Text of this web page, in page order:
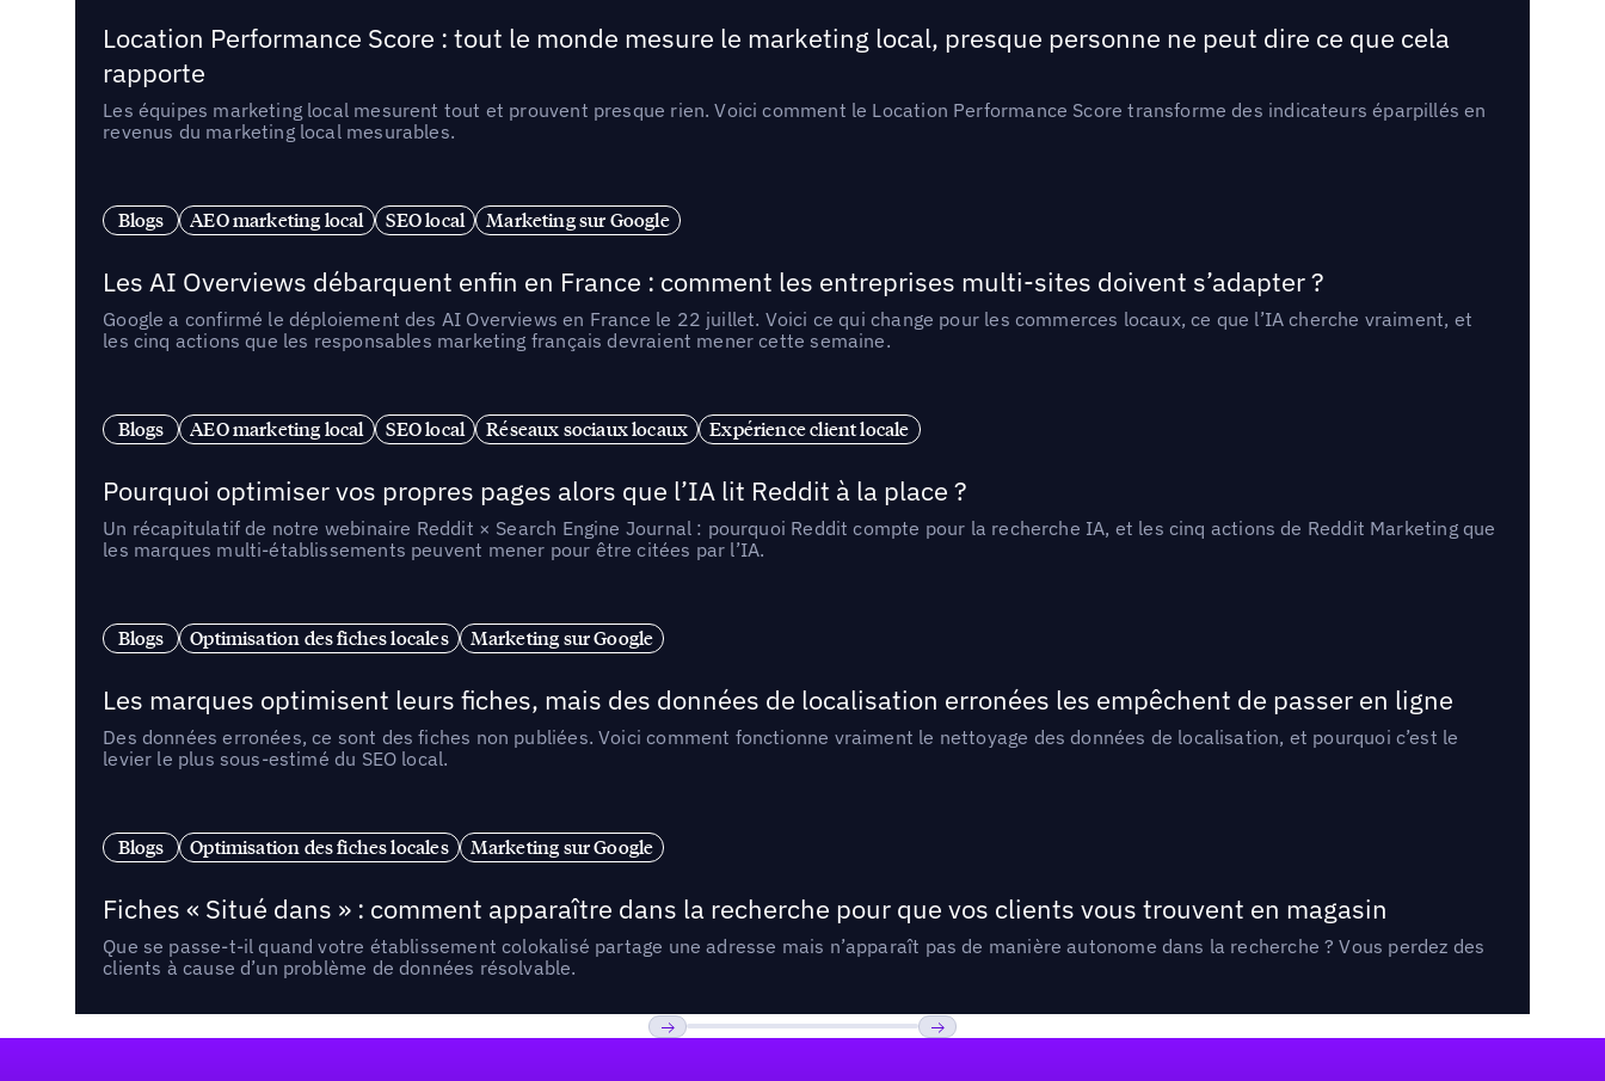
Location Performance Score : tout le monde mesure le marketing local, presque personne ne peut dire ce que cela
rapporte
Les équipes marketing local mesurent tout et prouvent presque rien. Voici comment le Location Performance Score transforme des indicateurs éparpillés en
revenus du marketing local mesurables.
Blogs AEO marketing local SEO local Marketing sur Google
Les AI Overviews débarquent enfin en France : comment les entreprises multi-sites doivent s’adapter ?
Google a confirmé le déploiement des AI Overviews en France le 22 juillet. Voici ce qui change pour les commerces locaux, ce que l’IA cherche vraiment, et
les cinq actions que les responsables marketing français devraient mener cette semaine.
Blogs AEO marketing local SEO local Réseaux sociaux locaux Expérience client locale
Pourquoi optimiser vos propres pages alors que l’IA lit Reddit à la place ?
Un récapitulatif de notre webinaire Reddit × Search Engine Journal : pourquoi Reddit compte pour la recherche IA, et les cinq actions de Reddit Marketing que
les marques multi-établissements peuvent mener pour être citées par l’IA.
Blogs Optimisation des fiches locales Marketing sur Google
Les marques optimisent leurs fiches, mais des données de localisation erronées les empêchent de passer en ligne
Des données erronées, ce sont des fiches non publiées. Voici comment fonctionne vraiment le nettoyage des données de localisation, et pourquoi c’est le
levier le plus sous-estimé du SEO local.
Blogs Optimisation des fiches locales Marketing sur Google
Fiches « Situé dans » : comment apparaître dans la recherche pour que vos clients vous trouvent en magasin
Que se passe-t-il quand votre établissement colokalisé partage une adresse mais n’apparaît pas de manière autonome dans la recherche ? Vous perdez des
clients à cause d’un problème de données résolvable.